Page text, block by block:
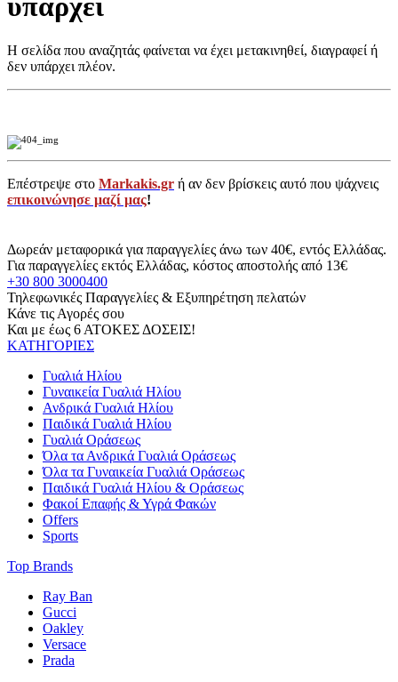
υπάρχει
Η σελίδα που αναζητάς φαίνεται να έχει μετακινηθεί, διαγραφεί ή
δεν υπάρχει πλέον.
Επέστρεψε στο Markakis.gr ή αν δεν βρίσκεις αυτό που ψάχνεις
επικοινώνησε μαζί μας!
Δωρεάν μεταφορικά για παραγγελίες άνω των 40€, εντός Ελλάδας.
Για παραγγελίες εκτός Ελλάδας, κόστος αποστολής από 13€
+30 800 3000400
Τηλεφωνικές Παραγγελίες & Εξυπηρέτηση πελατών
Κάνε τις Αγορές σου
Και με έως 6 ΑΤΟΚΕΣ ΔΟΣΕΙΣ!
ΚΑΤΗΓΟΡΙΕΣ
Γυαλιά Ηλίου
Γυναικεία Γυαλιά Ηλίου
Ανδρικά Γυαλιά Ηλίου
Παιδικά Γυαλιά Ηλίου
Γυαλιά Οράσεως
Όλα τα Ανδρικά Γυαλιά Οράσεως
Όλα τα Γυναικεία Γυαλιά Οράσεως
Παιδικά Γυαλιά Ηλίου & Οράσεως
Φακοί Επαφής & Υγρά Φακών
Offers
Sports
Top Brands
Ray Ban
Gucci
Oakley
Versace
Prada